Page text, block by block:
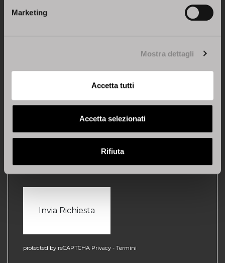
Marketing
Mostra dettagli
Accetta tutti
Accetta selezionati
Rifiuta
A. Previo consenso Stosa S.p.A. provvederà gratuitamente ad
inviare, su espressa richiesta dell'Utente, una serie di
informazioni (a mezzo e-mail) inerenti la materia che sarà
l’informativa privacy reperibilequi.
B. Acconsento a che Stosa S.p.A. utilizzi i miei recapiti, anche
l'invio di offerte, sconti, promozioni e di omaggi, inviti a
manifestazioni a premio personalizzate ed attinenti ai miei
interessi professionali e per effettuare ricerche di mercato volte
a migliorare la qualità del servizio offerto. Se non viene
sconti, promozioni, offerte, inviti e altre iniziative riservate agli
Acconsento
protected by reCAPTCHA Privacy - Termini